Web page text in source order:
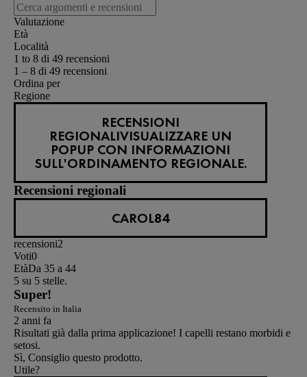
Valutazione
Età
Località
1 to 8 di 49 recensioni
1 – 8 di 49 recensioni
Ordina per
Regione
RECENSIONI
REGIONALIVISUALIZZARE UN
POPUP CON INFORMAZIONI
SULL'ORDINAMENTO REGIONALE.
Recensioni regionali
CAROL84
recensioni2
Voti0
EtàDa 35 a 44
5 su 5 stelle.
Super!
Recensito in Italia
2 anni fa
Risultati già dalla prima applicazione! I capelli restano morbidi e
setosi.
Sì, Consiglio questo prodotto.
Utile?